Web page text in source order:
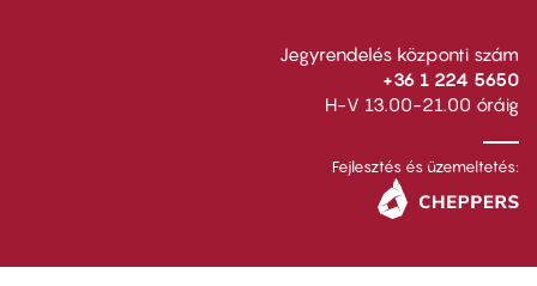
Jegyrendelés központi szám
+36 1 224 5650
H-V 13.00-21.00 óráig
Fejlesztés és üzemeltetés: